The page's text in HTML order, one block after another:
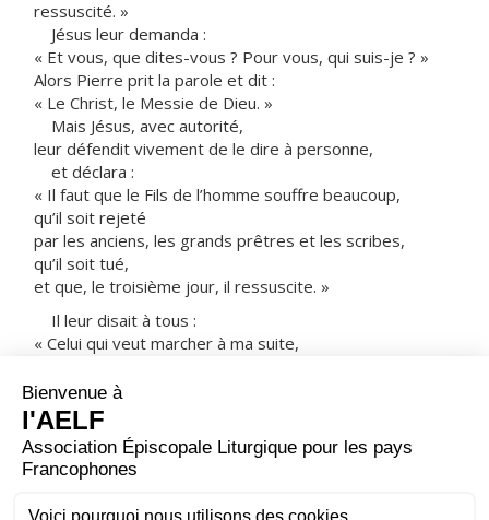
ressuscité. »
Jésus leur demanda :
« Et vous, que dites-vous ? Pour vous, qui suis-je ? »
Alors Pierre prit la parole et dit :
« Le Christ, le Messie de Dieu. »
Mais Jésus, avec autorité,
leur défendit vivement de le dire à personne,
et déclara :
« Il faut que le Fils de l’homme souffre beaucoup,
qu’il soit rejeté
par les anciens, les grands prêtres et les scribes,
qu’il soit tué,
et que, le troisième jour, il ressuscite. »
Il leur disait à tous :
« Celui qui veut marcher à ma suite,
qu’il prenne sa croix chaque jour
et qu’il me suive.
Car celui qui veut sauver sa vie
la perdra ;
mais celui qui perdra sa vie à cause de moi
la sauvera. »